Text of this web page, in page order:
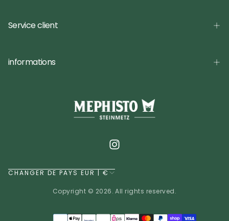
Service client
informations
CHANGER DE PAYS EUR | €
Copyright © 2026. All rights reserved.
Méthodes